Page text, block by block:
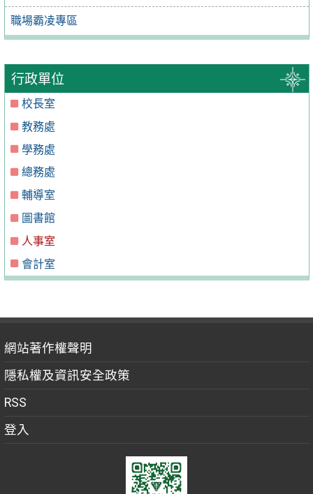
職場霸凌專區
行政單位
校長室
教務處
學務處
總務處
輔導室
圖書館
人事室
會計室
網站著作權聲明
隱私權及資訊安全政策
RSS
登入